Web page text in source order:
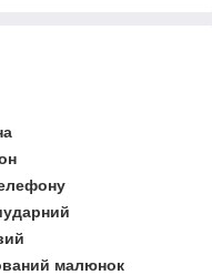
малюнок